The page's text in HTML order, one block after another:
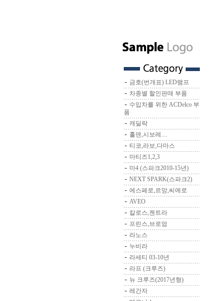
금호(번개표) LED램프
차종별 할인판매 부품
수입차를 위한 ACDelco 부
품
캐딜락
홀덴,시보레....
티코,라보,다마스
마티즈1,2,3
마4 (스파크2010-15년)
NEXT SPARK(스파크2)
에스페로,르망,씨에로
AVEO
칼로스,젠트라
프린스,브로엄
라노스
누비라
라세티 03-10년
라프 (크루즈)
뉴 크루즈(2017년형)
레간자